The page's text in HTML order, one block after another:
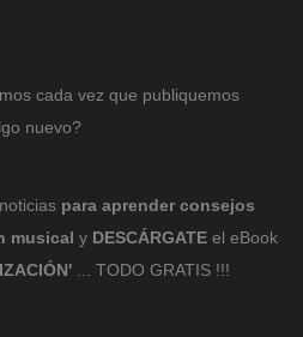
cada vez que publiquemos
nuevo?
para aprender consejos
musical y DESCÁRGATEel eBook
... TODO GRATIS !!!